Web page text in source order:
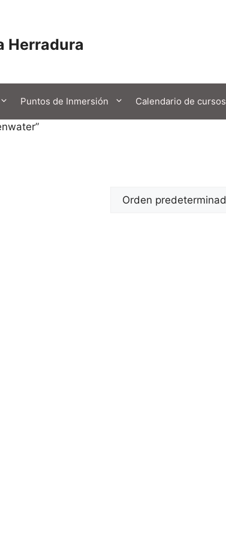
Herradura
Puntos de Inmersión Calendario de cursos